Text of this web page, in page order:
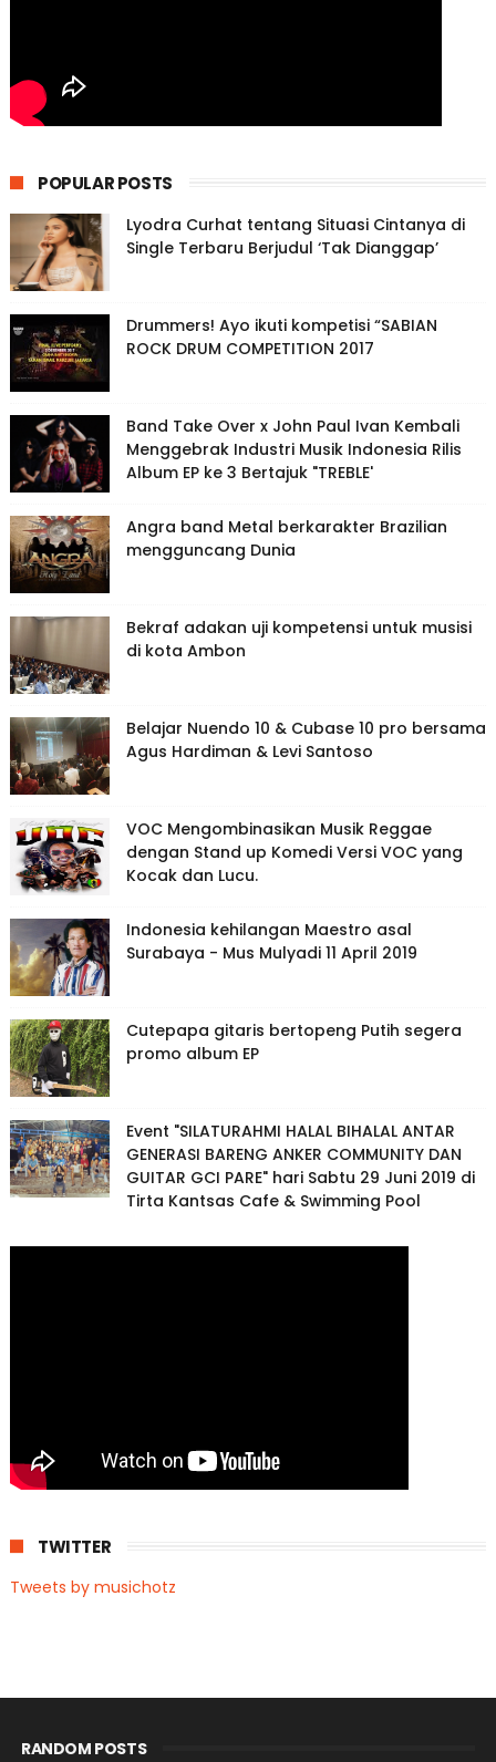
POPULAR POSTS
Lyodra Curhat tentang Situasi Cintanya di
Single Terbaru Berjudul ‘Tak Dianggap’
Drummers! Ayo ikuti kompetisi “SABIAN
ROCK DRUM COMPETITION 2017
Band Take Over x John Paul Ivan Kembali
Menggebrak Industri Musik Indonesia Rilis
Album EP ke 3 Bertajuk "TREBLE'
Angra band Metal berkarakter Brazilian
mengguncang Dunia
Bekraf adakan uji kompetensi untuk musisi
di kota Ambon
Belajar Nuendo 10 & Cubase 10 pro bersama
Agus Hardiman & Levi Santoso
VOC Mengombinasikan Musik Reggae
dengan Stand up Komedi Versi VOC yang
Kocak dan Lucu.
Indonesia kehilangan Maestro asal
Surabaya - Mus Mulyadi 11 April 2019
Cutepapa gitaris bertopeng Putih segera
promo album EP
Event "SILATURAHMI HALAL BIHALAL ANTAR
GENERASI BARENG ANKER COMMUNITY DAN
GUITAR GCI PARE" hari Sabtu 29 Juni 2019 di
Tirta Kantsas Cafe & Swimming Pool
TWITTER
Tweets by musichotz
RANDOM POSTS